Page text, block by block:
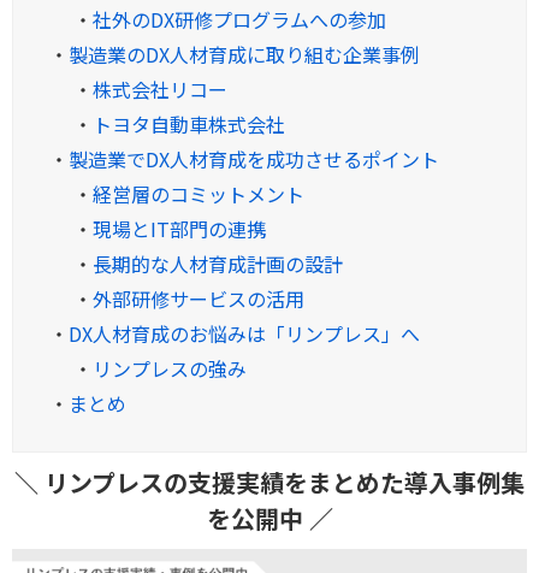
・ 社外のDX研修プログラムへの参加
・ 製造業のDX人材育成に取り組む企業事例
・ 株式会社リコー
・ トヨタ自動車株式会社
・ 製造業でDX人材育成を成功させるポイント
・ 経営層のコミットメント
・ 現場とIT部門の連携
・ 長期的な人材育成計画の設計
・ 外部研修サービスの活用
・ DX人材育成のお悩みは「リンプレス」へ
・ リンプレスの強み
・ まとめ
＼ リンプレスの支援実績をまとめた導入事例集
を公開中 ／